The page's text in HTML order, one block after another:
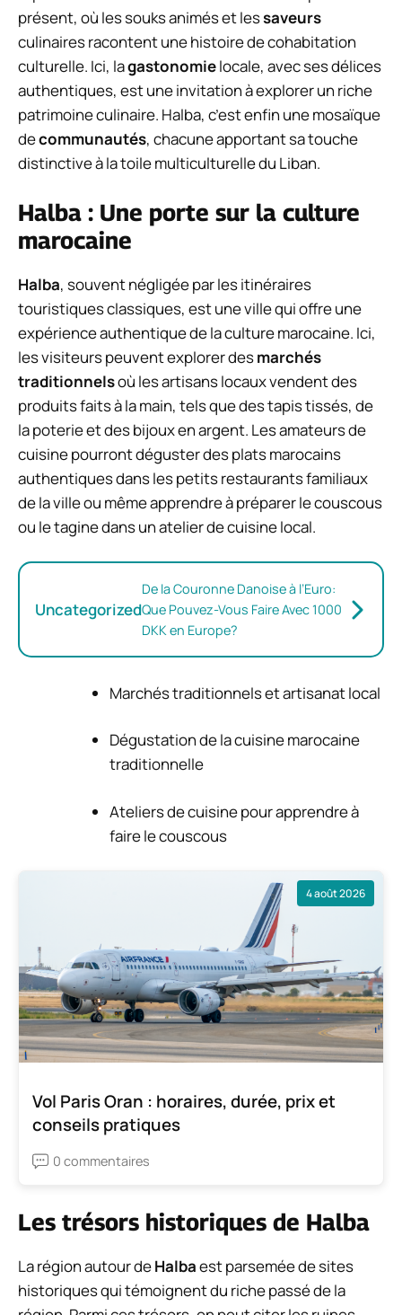
présent, où les souks animés et lessaveurs
culinaires racontent une histoire de cohabitation
culturelle. Ici, lagastonomielocale, avec ses délices
authentiques, est une invitation à explorer un riche
patrimoine culinaire. Halba, c’est enfin une mosaïque
decommunautés, chacune apportant sa touche
distinctive à la toile multiculturelle du Liban.
Halba : Une porte sur la culture
marocaine
Halba, souvent négligée par les itinéraires
touristiques classiques, est une ville qui offre une
expérience authentique de la culture marocaine. Ici,
les visiteurs peuvent explorer desmarchés
traditionnelsoù les artisans locaux vendent des
produits faits à la main, tels que des tapis tissés, de
la poterie et des bijoux en argent. Les amateurs de
cuisine pourront déguster des plats marocains
authentiques dans les petits restaurants familiaux
de la ville ou même apprendre à préparer le couscous
ou le tagine dans un atelier de cuisine local.
Uncategorized
De la Couronne Danoise à l’Euro:
Que Pouvez-Vous Faire Avec 1000
DKK en Europe?
Marchés traditionnels et artisanat local
Dégustation de la cuisine marocaine
traditionnelle
Ateliers de cuisine pour apprendre à
faire le couscous
4 août 2026
Vol Paris Oran : horaires, durée, prix et
conseils pratiques
0 commentaires
Les trésors historiques de Halba
La région autour deHalbaest parsemée de sites
historiques qui témoignent du riche passé de la